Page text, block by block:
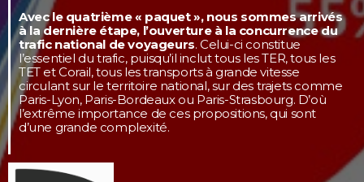
Avec le quatrième « paquet », nous sommes arrivés
à la dernière étape, l’ouverture à la concurrence du
trafic national de voyageurs. Celui-ci constitue
l’essentiel du trafic, puisqu’il inclut tous les TER, tous les
TET et Corail, tous les transports à grande vitesse
circulant sur le territoire national, sur des trajets comme
Paris-Lyon, Paris-Bordeaux ou Paris-Strasbourg. D’où
l’extrême importance de ces propositions, qui sont
d’une grande complexité.